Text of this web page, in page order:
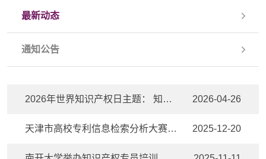
2026年世界知识产权日主题： 知识产权和体育：各就位、预备、创新！ 2026-04-26
天津市高校专利信息检索分析大赛南开大学获多项荣誉 2025-12-20
最新动态
通知公告